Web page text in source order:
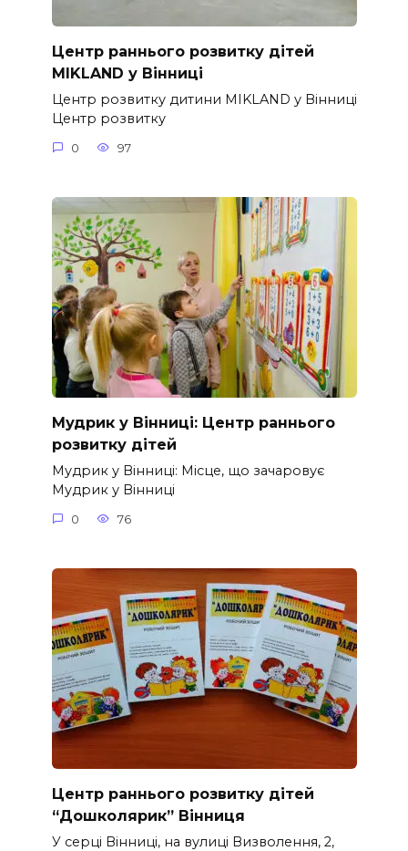
Центр раннього розвитку дітей
MIKLAND у Вінниці
Центр розвитку дитини MIKLAND у Вінниці
Центр розвитку
0 97
Мудрик у Вінниці: Центр раннього
розвитку дітей
Мудрик у Вінниці: Місце, що зачаровує
Мудрик у Вінниці
0 76
Центр раннього розвитку дітей
“Дошколярик” Вінниця
У серці Вінниці, на вулиці Визволення, 2,